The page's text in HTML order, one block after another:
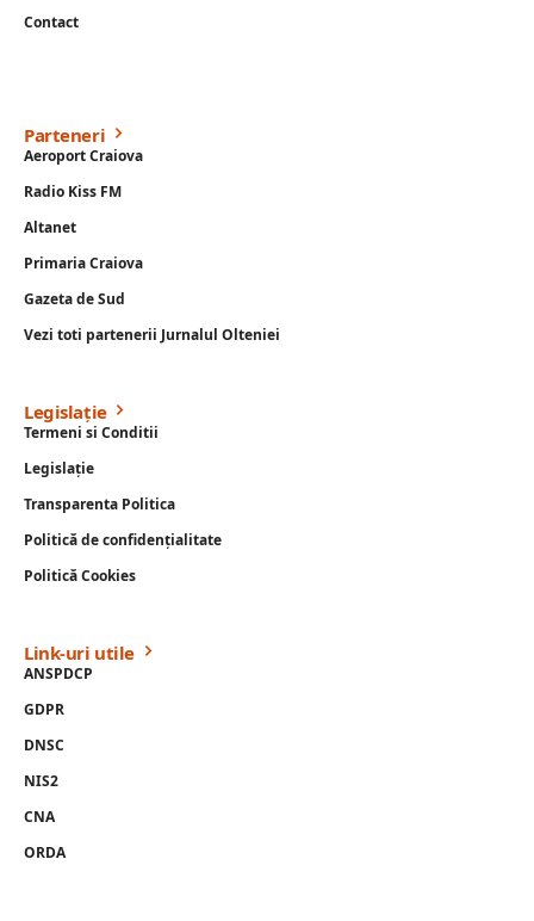
Contact
Parteneri
Aeroport Craiova
Radio Kiss FM
Altanet
Primaria Craiova
Gazeta de Sud
Vezi toti partenerii Jurnalul Olteniei
Legislație
Termeni si Conditii
Legislație
Transparenta Politica
Politică de confidențialitate
Politică Cookies
Link-uri utile
ANSPDCP
GDPR
DNSC
NIS2
CNA
ORDA